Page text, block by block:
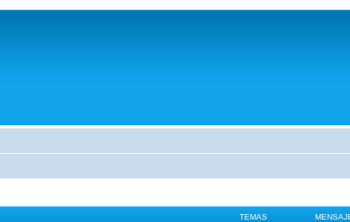
TEMAS